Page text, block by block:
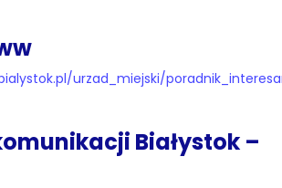
urzad_miejski/
Białystok –